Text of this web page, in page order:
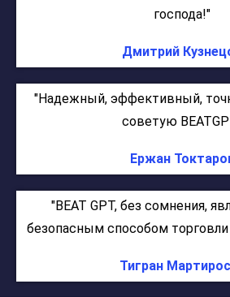
господа!"
Дмитрий
"Надежный, эффективный,
советую
Ержан
"BEAT GPT, без сомнения,
безопасным способом
Тигран